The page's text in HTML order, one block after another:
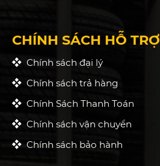
CHÍNH SÁCH HỖ TRỢ
Chính sách đại lý
Chính sách trả hàng
Chính Sách Thanh Toán
Chính sách vận chuyển
Chính sách bảo hành